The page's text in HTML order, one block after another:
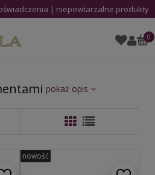
| niepowtarzalne produkty
pokaż opis
nowość